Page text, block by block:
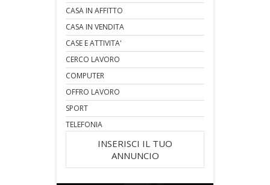
CASA IN AFFITTO
CASA IN VENDITA
CASE E ATTIVITA'
CERCO LAVORO
COMPUTER
OFFRO LAVORO
SPORT
TELEFONIA
INSERISCI IL TUO
ANNUNCIO